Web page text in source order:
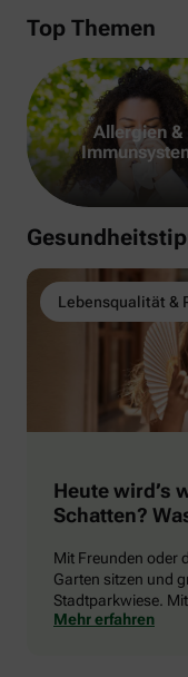
Top Themen
Allergien &
Lebensqualität &
Heute wird’s
Schatten?
Mit Freunden oder
Garten sitzen und
Stadtparkwiese.
See gleiten oder
Mehr erfahren